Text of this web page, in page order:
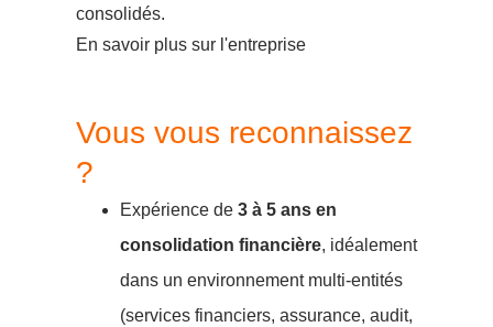
consolidés.
En savoir plus sur l'entreprise
Vous vous reconnaissez
?
Expérience de 3 à 5 ans en
consolidation financière, idéalement
dans un environnement multi-entités
(services financiers, assurance, audit,